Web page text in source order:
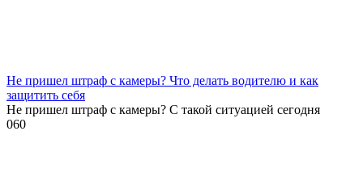
Не пришел штраф с камеры? Что делать водителю и как
защитить себя
Не пришел штраф с камеры? С такой ситуацией сегодня
060